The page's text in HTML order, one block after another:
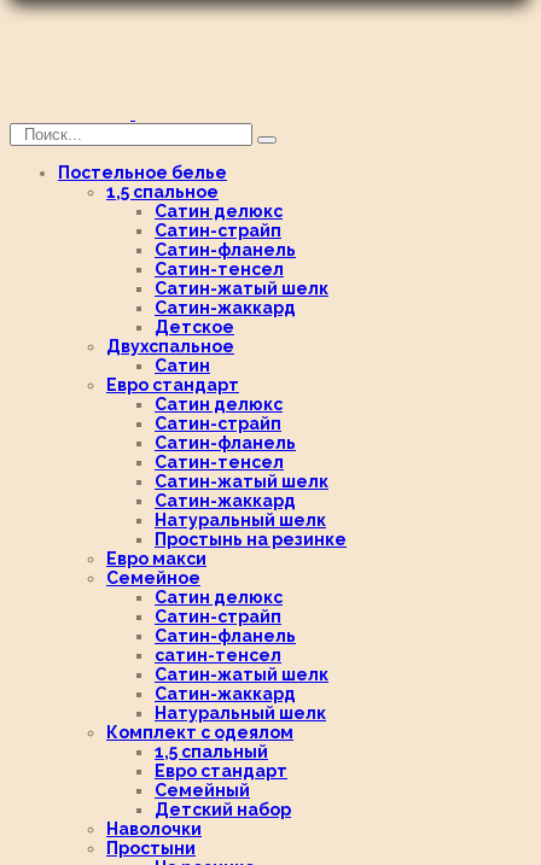
Постельное белье
1,5 спальное
Сатин делюкс
Сатин-страйп
Сатин-фланель
Сатин-тенсел
Сатин-жатый шелк
Сатин-жаккард
Детское
Двухспальное
Сатин
Евро стандарт
Сатин делюкс
Сатин-страйп
Сатин-фланель
Сатин-тенсел
Сатин-жатый шелк
Сатин-жаккард
Натуральный шелк
Простынь на резинке
Евро макси
Семейное
Сатин делюкс
Сатин-страйп
Сатин-фланель
сатин-тенсел
Сатин-жатый шелк
Сатин-жаккард
Натуральный шелк
Комплект с одеялом
1,5 спальный
Евро стандарт
Семейный
Детский набор
Наволочки
Простыни